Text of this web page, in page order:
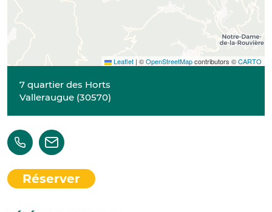
Leaflet | ©OpenStreetMapcontributors ©CARTO
7 quartier des Horts
Valleraugue (30570)
Réserver